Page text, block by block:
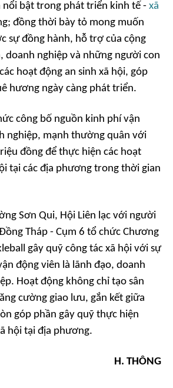
bật trong phát triển kinh tế - xã
đồng thời bày tỏ mong muốn
sự đồng hành, hỗ trợ của cộng
doanh nghiệp và những người con
hoạt động an sinh xã hội, góp
hương ngày càng phát triển.
công bố nguồn kinh phí vận
nghiệp, mạnh thường quân với
đồng để thực hiện các hoạt
tại các địa phương trong thời gian
Sơn Qui, Hội Liên lạc với người
Tháp - Cụm 6 tổ chức Chương
gây quỹ công tác xã hội với sự
động viên là lãnh đạo, doanh
Hoạt động không chỉ tạo sân
cường giao lưu, gắn kết giữa
góp phần gây quỹ thực hiện
hội tại địa phương.
H. THÔNG